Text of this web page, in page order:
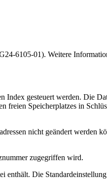
6105-01). Weitere
gesteuert werden. Die
freien Speicherplatzes in
nicht geändert werden
zugegriffen wird.
Die